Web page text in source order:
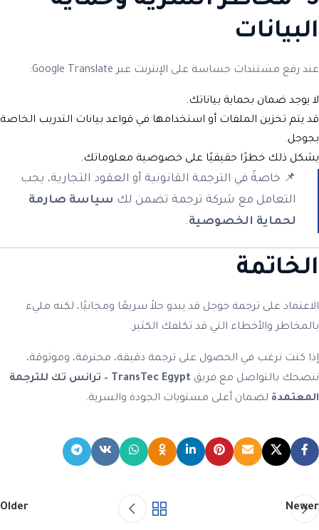
البيانات
عند رفع مستندات حساسة على الإنترنت عبر Google Translate:
لا يوجد ضمان بحماية بياناتك.
قد يتم تخزين الملفات أو استخدامها في قواعد بيانات التدريب الخاصة
بجوجل.
يشكل ذلك خطرًا حقيقيًا على خصوصية معلوماتك.
📌 خاصةً في الترجمة القانونية أو العقود التجارية، يجب
التعامل مع شركة ترجمة تضمن لك سياسة صارمة
لحماية الخصوصية.
الخاتمة
الاعتماد على ترجمة جوجل قد يبدو حلاً سريعًا ومجانيًا، لكنه مليء
بالمخاطر والأخطاء التي قد تكلفك الكثير.
إذا كنت ترغب في الحصول على ترجمة دقيقة، محترفة، وموثوقة،
ننصحك بالتواصل مع فريق
TransTec Egypt – ترانس تك للترجمة
المعتمدة لضمان أعلى مستويات الجودة والسرية.
Newer
Older